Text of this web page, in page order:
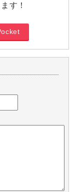
す！